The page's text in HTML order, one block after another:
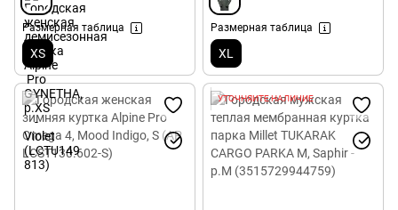
Размерная таблица
XS
Размерная таблица
XL
УТОЧНЯЙТЕ НАЛИЧИЕ